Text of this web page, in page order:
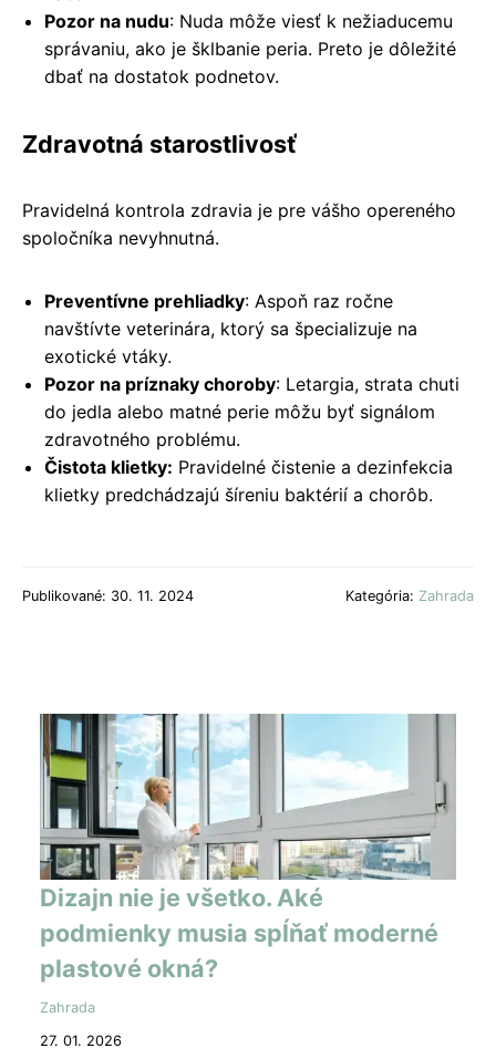
Pozor na nudu: Nuda môže viesť k nežiaducemu
správaniu, ako je šklbanie peria. Preto je dôležité
dbať na dostatok podnetov.
Zdravotná starostlivosť
Pravidelná kontrola zdravia je pre vášho opereného
spoločníka nevyhnutná.
Preventívne prehliadky: Aspoň raz ročne
navštívte veterinára, ktorý sa špecializuje na
exotické vtáky.
Pozor na príznaky choroby: Letargia, strata chuti
do jedla alebo matné perie môžu byť signálom
zdravotného problému.
Čistota klietky: Pravidelné čistenie a dezinfekcia
klietky predchádzajú šíreniu baktérií a chorôb.
Publikované: 30. 11. 2024 Kategória: Zahrada
Dizajn nie je všetko. Aké
podmienky musia spĺňať moderné
plastové okná?
Zahrada
27. 01. 2026